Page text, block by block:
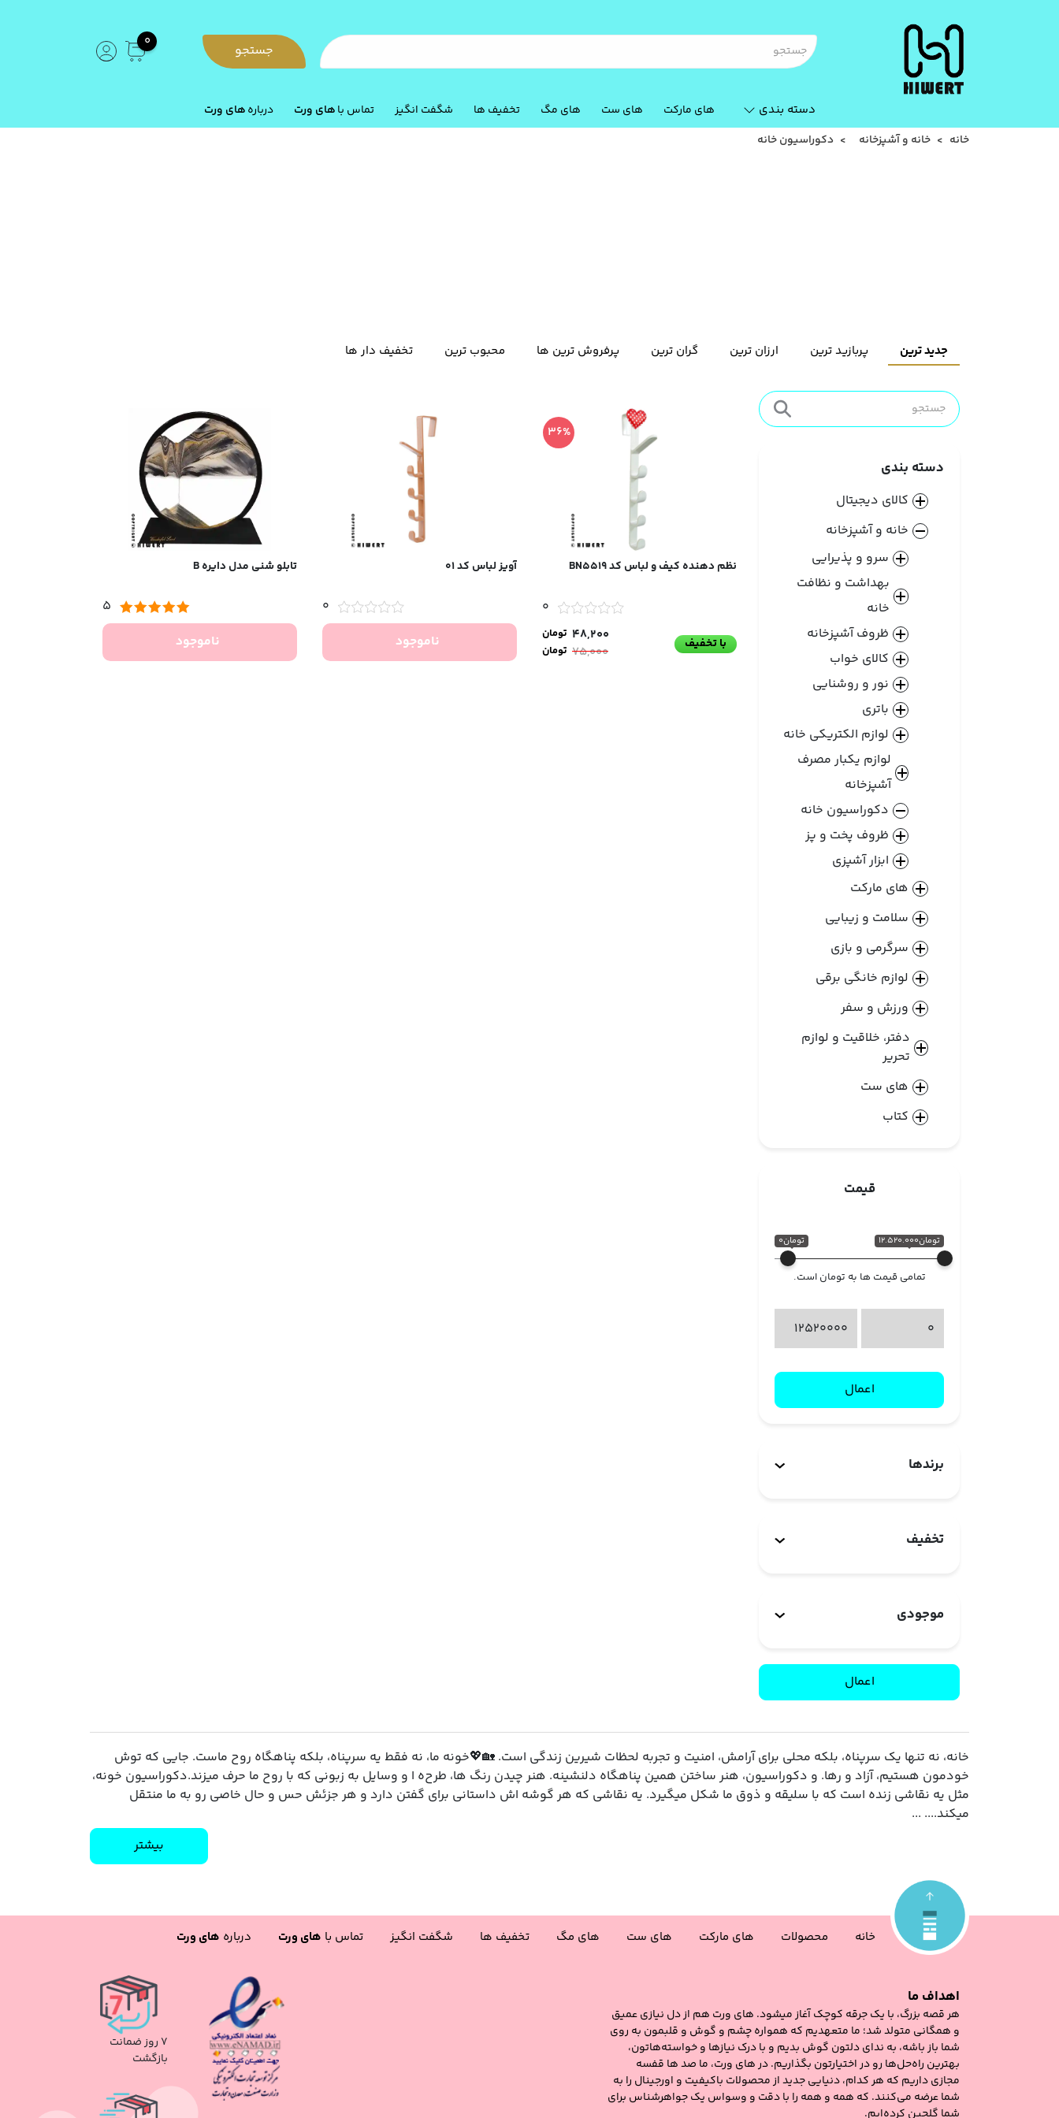
جستجو 0
دسته بندی های مارکت های ست های مگ تخفیف ها شگفت انگیز تماس باهای ورت دربارههای ورت
خانه
خانه و آشپزخانه دکوراسیون خانه
جدید ترین پربازید ترین ارزان ترین گران ترین پرفروش ترین ها محبوب ترین تخفیف دار ها
دسته بندی
کالای دیجیتال
خانه و آشپزخانه
سرو و پذیرایی
بهداشت و نظافت
خانه
ظروف آشپزخانه
کالای خواب
نور و روشنایی
باتری
لوازم الکتریکی خانه
لوازم یکبار مصرف
آشپزخانه
دکوراسیون خانه
ظروف پخت و پز
ابزار آشپزی
های مارکت
سلامت و زیبایی
سرگرمی و بازی
لوازم خانگی برقی
ورزش و سفر
دفتر، خلاقیت و لوازم
تحریر
های ست
کتاب
قیمت
تومان0 تومان12.520.000
تمامی قیمت ها به تومان است.
اعمال
برندها
تخفیف
موجودی
اعمال
نظم دهنده کیف و لباس کد BN5519
36%
0
با تخفیف 48,200 تومان
75,000 تومان
آویز لباس کد 01
0
ناموجود
تابلو شنی مدل دایره B
5
ناموجود
خانه، نه تنها یک سرپناه، بلکه محلی برای آرامش، امنیت و تجربه لحظات شیرین زندگی است. 🏡💖خونه‌ ما، نه فقط یه سرپناه، بلکه پناهگاه روح ماست. جایی که توش
خودمون هستیم، آزاد و رها. و دکوراسیون، هنر ساختن همین پناهگاه دلنشینه. هنر چیدن رنگ‌ ها، طرح‌ه ا و وسایل به زبونی که با روح ما حرف میزند.دکوراسیون خونه،
مثل یه نقاشی زنده‌ است که با سلیقه و ذوق ما شکل میگیرد. یه نقاشی که هر گوشه‌ اش داستانی برای گفتن دارد و هر جزئش حس و حال خاصی رو به ما منتقل
میکند.... ...
بیشتر
خانه محصولات های مارکت های ست های مگ تخفیف ها شگفت انگیز تماس با های ورت درباره های ورت
اهداف ما
هر قصه‌ بزرگ، با یک جرقه‌ کوچک آغاز میشود. های‌ ورت هم از دل نیازی عمیق
و همگانی متولد شد؛ ما متعهدیم که همواره چشم و گوش و قلبمون به روی
شما باز باشه، به ندای دلتون گوش بدیم و با درک نیازها و خواسته‌هاتون،
بهترین راه‌حل‌ها رو در اختیارتون بگذاریم. در های ‌ورت، ما صد ها قفسه
مجازی داریم که هر کدام، دنیایی جدید از محصولات باکیفیت و اورجینال را به
شما عرضه می‌کنند. که همه و همه را با دقت و وسواس یک جواهرشناس برای
شما گلچین کرده‌ایم.
۷ روز ضمانت
بازگشت